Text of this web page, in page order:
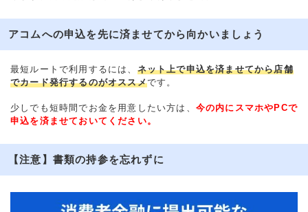
アコムへの申込を先に済ませてから向かいましょう
最短ルートで利用するには、 ネット上で申込を済ませてから店舗
でカード発行するのがオススメです。
少しでも短時間でお金を用意したい方は、 今の内にスマホやPCで
申込を済ませておいてください。
【注意】書類の持参を忘れずに